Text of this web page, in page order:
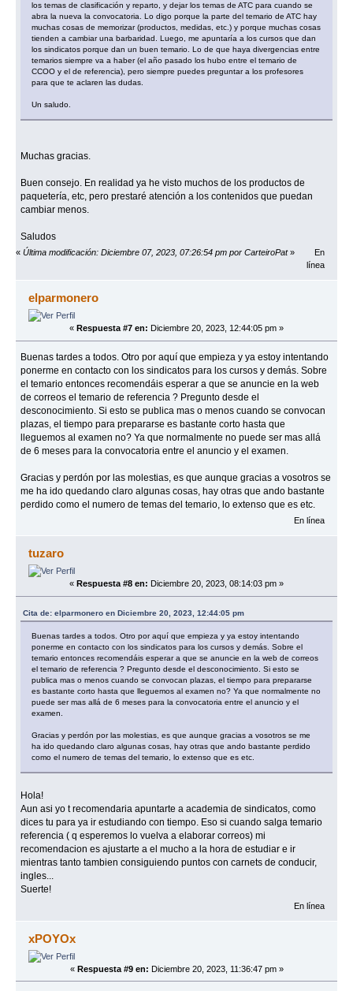
los temas de clasificación y reparto, y dejar los temas de ATC para cuando se
abra la nueva la convocatoria. Lo digo porque la parte del temario de ATC hay
muchas cosas de memorizar (productos, medidas, etc.) y porque muchas cosas
tienden a cambiar una barbaridad. Luego, me apuntaría a los cursos que dan
los sindicatos porque dan un buen temario. Lo de que haya divergencias entre
temarios siempre va a haber (el año pasado los hubo entre el temario de
CCOO y el de referencia), pero siempre puedes preguntar a los profesores
para que te aclaren las dudas.
Un saludo.
Muchas gracias.
Buen consejo. En realidad ya he visto muchos de los productos de
paquetería, etc, pero prestaré atención a los contenidos que puedan
cambiar menos.
Saludos
« Última modificación: Diciembre 07, 2023, 07:26:54 pm por CarteiroPat»
En
línea
elparmonero
« Respuesta #7 en: Diciembre 20, 2023, 12:44:05 pm »
Buenas tardes a todos. Otro por aquí que empieza y ya estoy intentando
ponerme en contacto con los sindicatos para los cursos y demás. Sobre
el temario entonces recomendáis esperar a que se anuncie en la web
de correos el temario de referencia ? Pregunto desde el
desconocimiento. Si esto se publica mas o menos cuando se convocan
plazas, el tiempo para prepararse es bastante corto hasta que
lleguemos al examen no? Ya que normalmente no puede ser mas allá
de 6 meses para la convocatoria entre el anuncio y el examen.
Gracias y perdón por las molestias, es que aunque gracias a vosotros se
me ha ido quedando claro algunas cosas, hay otras que ando bastante
perdido como el numero de temas del temario, lo extenso que es etc.
En línea
tuzaro
« Respuesta #8 en: Diciembre 20, 2023, 08:14:03 pm »
Cita de: elparmonero en Diciembre 20, 2023, 12:44:05 pm
Buenas tardes a todos. Otro por aquí que empieza y ya estoy intentando
ponerme en contacto con los sindicatos para los cursos y demás. Sobre el
temario entonces recomendáis esperar a que se anuncie en la web de correos
el temario de referencia ? Pregunto desde el desconocimiento. Si esto se
publica mas o menos cuando se convocan plazas, el tiempo para prepararse
es bastante corto hasta que lleguemos al examen no? Ya que normalmente no
puede ser mas allá de 6 meses para la convocatoria entre el anuncio y el
examen.
Gracias y perdón por las molestias, es que aunque gracias a vosotros se me
ha ido quedando claro algunas cosas, hay otras que ando bastante perdido
como el numero de temas del temario, lo extenso que es etc.
Hola!
Aun asi yo t recomendaria apuntarte a academia de sindicatos, como
dices tu para ya ir estudiando con tiempo. Eso si cuando salga temario
referencia ( q esperemos lo vuelva a elaborar correos) mi
recomendacion es ajustarte a el mucho a la hora de estudiar e ir
mientras tanto tambien consiguiendo puntos con carnets de conducir,
ingles...
Suerte!
En línea
xPOYOx
« Respuesta #9 en: Diciembre 20, 2023, 11:36:47 pm »